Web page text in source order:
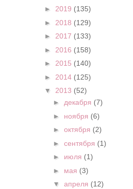
► 2019 (135)
► 2018 (129)
► 2017 (133)
► 2016 (158)
► 2015 (140)
► 2014 (125)
▼ 2013 (52)
► декабря (7)
► ноября (6)
► октября (2)
► сентября (1)
► июля (1)
► мая (3)
▼ апреля (12)